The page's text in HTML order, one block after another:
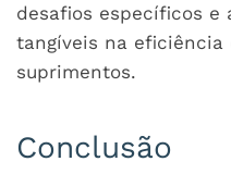
desafios específicos e
tangíveis na eficiência
suprimentos.
Conclusão